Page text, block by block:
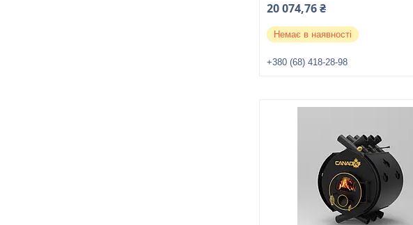
20 074,76 ₴
Немає в наявності
+380 (68) 418-28-98